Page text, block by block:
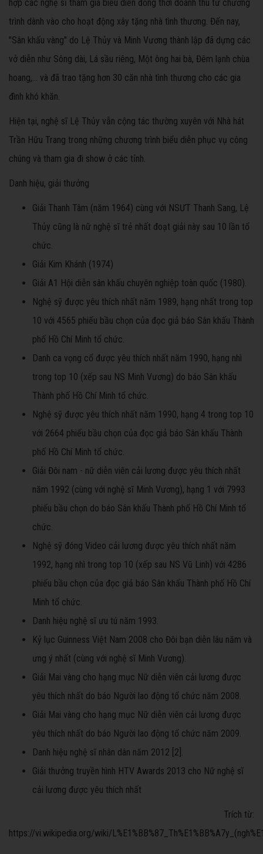
hợp các nghệ sĩ tham gia biểu diễn đồng thời doanh thu từ chương
trình dành vào cho hoạt động xây tặng nhà tình thương. Đến nay,
"Sân khấu vàng" do Lệ Thủy và Minh Vương thành lập đã dựng các
vở diễn như Sông dài, Lá sầu riêng, Một ông hai bà, Đêm lạnh chùa
hoang,... và đã trao tặng hơn 30 căn nhà tình thương cho các gia
đình khó khăn.
Hiện tại, nghệ sĩ Lệ Thủy vẫn cộng tác thường xuyên với Nhà hát
Trần Hữu Trang trong những chương trình biểu diễn phục vụ công
chúng và tham gia đi show ở các tỉnh.
Danh hiệu, giải thưởng
Giải Thanh Tâm (năm 1964) cùng với NSƯT Thanh Sang, Lệ
Thủy cũng là nữ nghệ sĩ trẻ nhất đoạt giải này sau 10 lần tổ
chức.
Giải Kim Khánh (1974)
Giải A1 Hội diễn sân khấu chuyên nghiệp toàn quốc (1980).
Nghệ sỹ được yêu thích nhất năm 1989, hạng nhất trong top
10 với 4565 phiếu bầu chọn của đọc giả báo Sân khấu Thành
phố Hồ Chí Minh tổ chức.
Danh ca vọng cổ được yêu thích nhất năm 1990, hạng nhì
trong top 10 (xếp sau NS Minh Vương) do báo Sân khấu
Thành phố Hồ Chí Minh tổ chức.
Nghệ sỹ được yêu thích nhất năm 1990, hạng 4 trong top 10
với 2664 phiếu bầu chọn của đọc giả báo Sân khấu Thành
phố Hồ Chí Minh tổ chức.
Giải Đôi nam - nữ diễn viên cải lương được yêu thích nhất
năm 1992 (cùng với nghệ sĩ Minh Vương), hạng 1 với 7993
phiếu bầu chọn do báo Sân khấu Thành phố Hồ Chí Minh tổ
chức.
Nghệ sỹ đóng Video cải lương được yêu thích nhất năm
1992, hạng nhì trong top 10 (xếp sau NS Vũ Linh) với 4286
phiếu bầu chọn của đọc giả báo Sân khấu Thành phố Hồ Chí
Minh tổ chức.
Danh hiệu nghệ sĩ ưu tú năm 1993.
Kỷ lục Guinness Việt Nam 2008 cho Đôi bạn diễn lâu năm và
ưng ý nhất (cùng với nghệ sĩ Minh Vương).
Giải Mai vàng cho hạng mục Nữ diễn viên cải lương được
yêu thích nhất do báo Người lao động tổ chức năm 2008.
Giải Mai vàng cho hạng mục Nữ diễn viên cải lương được
yêu thích nhất do báo Người lao động tổ chức năm 2009.
Danh hiệu nghệ sĩ nhân dân năm 2012 [2].
Giải thưởng truyền hình HTV Awards 2013 cho Nữ nghệ sĩ
cải lương được yêu thích nhất
Trích từ:
https://vi.wikipedia.org/wiki/